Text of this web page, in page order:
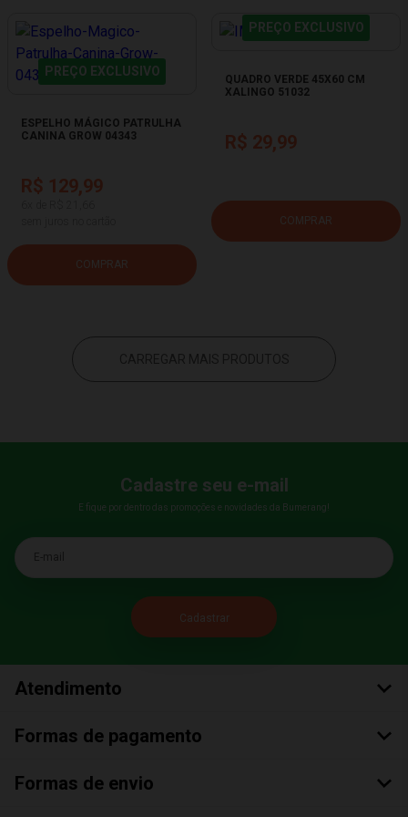
PREÇO EXCLUSIVO
ESPELHO MÁGICO PATRULHA
CANINA GROW 04343
R$ 129,99
COMPRAR
PREÇO EXCLUSIVO
QUADRO VERDE 45X60 CM
XALINGO 51032
R$ 29,99
COMPRAR
Cadastre seu e-mail
E fique por dentro das promoções e novidades da Bumerang!
E-mail
Atendimento
Formas de pagamento
Formas de envio